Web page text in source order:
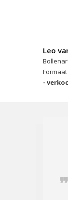
Leo
Formaat
-